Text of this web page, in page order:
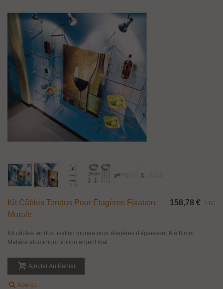
Kit Câbles Tendus Pour Étagères Fixation
Murale
158,78 € TTC
Kit câbles tendus fixation murale pour étagères d'épaisseur 6 à 8 mm.
Matière aluminium finition argent mat.
Ajouter Au Panier
Aperçu